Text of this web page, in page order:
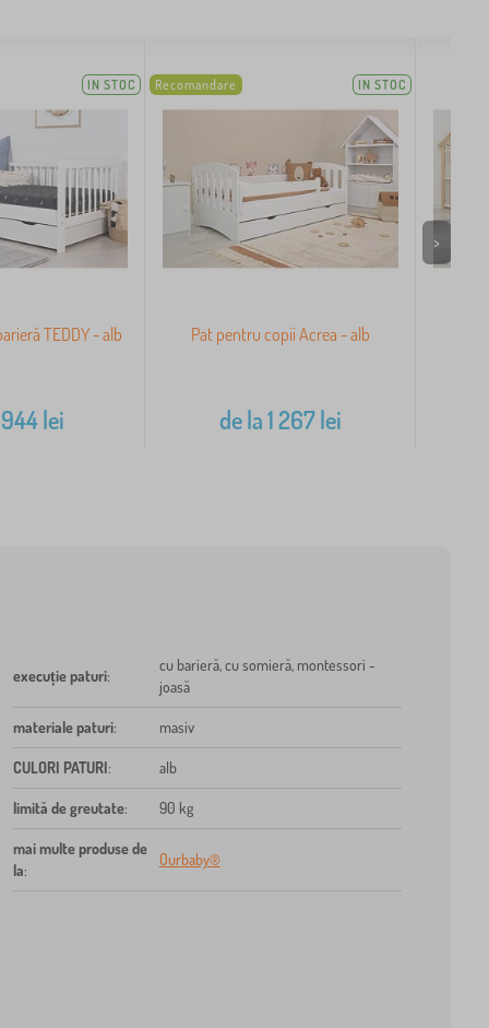
IN STOC
TEDDY - alb
944lei
Recomandare IN STOC
Pat pentru copii Acrea - alb
de la1 267lei
>
execuție paturi:
cu barieră, cu somieră, montessori -
joasă
materiale paturi: masiv
CULORI PATURI: alb
limită de greutate: 90 kg
mai multe produse de
la:
Ourbaby®